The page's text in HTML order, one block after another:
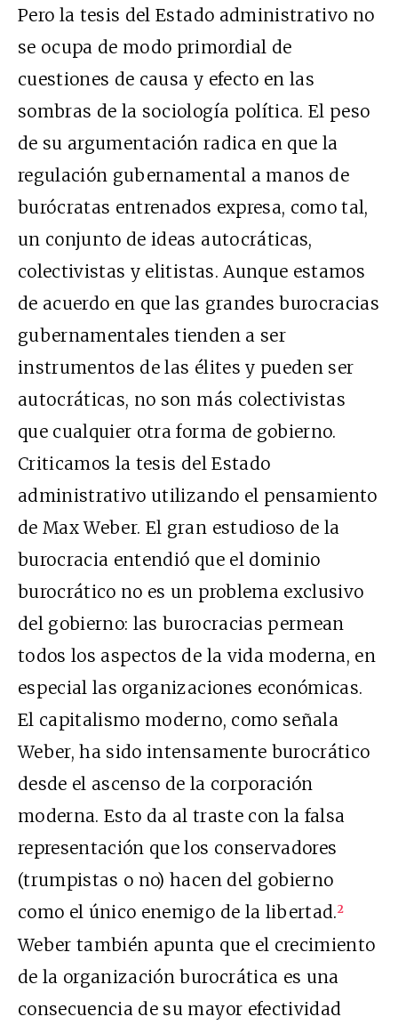
Pero la tesis del Estado administrativo no
se ocupa de modo primordial de
cuestiones de causa y efecto en las
sombras de la sociología política. El peso
de su argumentación radica en que la
regulación gubernamental a manos de
burócratas entrenados expresa, como tal,
un conjunto de ideas autocráticas,
colectivistas y elitistas. Aunque estamos
de acuerdo en que las grandes burocracias
gubernamentales tienden a ser
instrumentos de las élites y pueden ser
autocráticas, no son más colectivistas
que cualquier otra forma de gobierno.
Criticamos la tesis del Estado
administrativo utilizando el pensamiento
de Max Weber. El gran estudioso de la
burocracia entendió que el dominio
burocrático no es un problema exclusivo
del gobierno: las burocracias permean
todos los aspectos de la vida moderna, en
especial las organizaciones económicas.
El capitalismo moderno, como señala
Weber, ha sido intensamente burocrático
desde el ascenso de la corporación
moderna. Esto da al traste con la falsa
representación que los conservadores
(trumpistas o no) hacen del gobierno
como el único enemigo de la libertad.2
Weber también apunta que el crecimiento
de la organización burocrática es una
consecuencia de su mayor efectividad